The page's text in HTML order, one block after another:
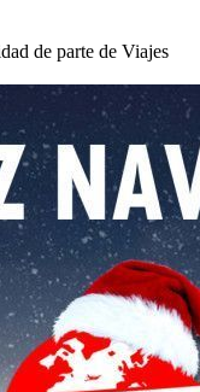
de parte de Viajes